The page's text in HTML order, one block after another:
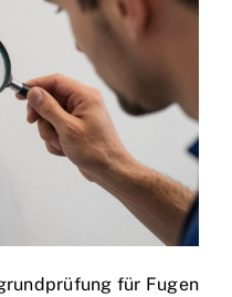
für Fugen